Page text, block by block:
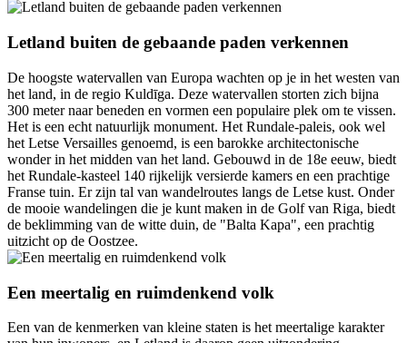
Letland buiten de gebaande paden verkennen
De hoogste watervallen van Europa wachten op je in het westen van
het land, in de regio Kuldīga. Deze watervallen storten zich bijna
300 meter naar beneden en vormen een populaire plek om te vissen.
Het is een echt natuurlijk monument. Het Rundale-paleis, ook wel
het Letse Versailles genoemd, is een barokke architectonische
wonder in het midden van het land. Gebouwd in de 18e eeuw, biedt
het Rundale-kasteel 140 rijkelijk versierde kamers en een prachtige
Franse tuin. Er zijn tal van wandelroutes langs de Letse kust. Onder
de mooie wandelingen die je kunt maken in de Golf van Riga, biedt
de beklimming van de witte duin, de "Balta Kapa", een prachtig
uitzicht op de Oostzee.
Een meertalig en ruimdenkend volk
Een van de kenmerken van kleine staten is het meertalige karakter